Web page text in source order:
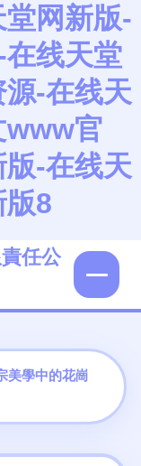
网新版-
线天堂
-在线天
www官
-在线天
8
任公
美學中的花崗